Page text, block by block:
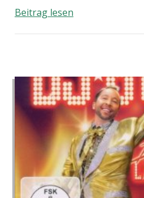
Beitrag lesenBelieve